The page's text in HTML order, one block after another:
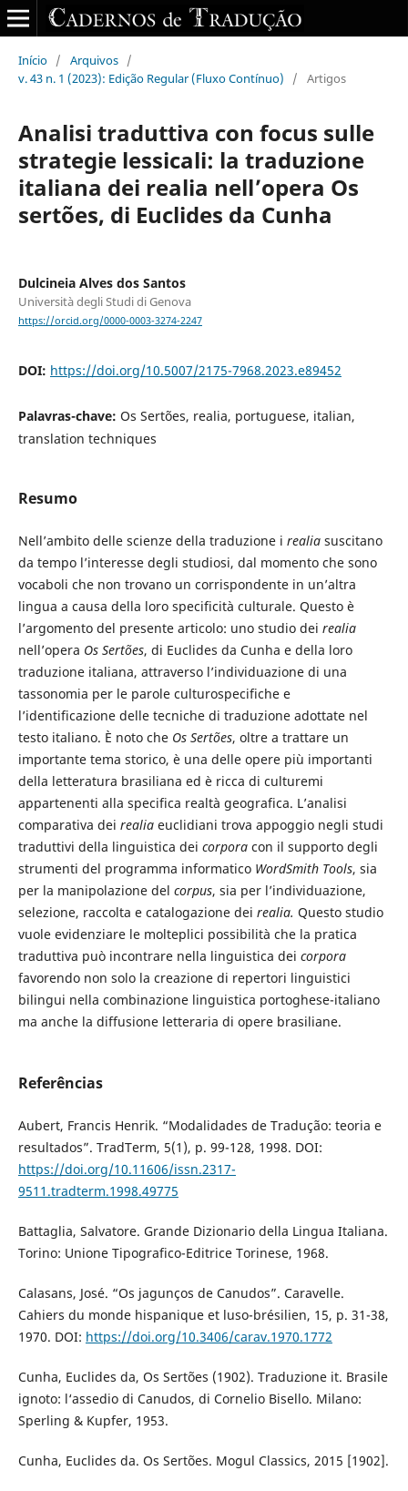
Início / Arquivos /
v. 43 n. 1 (2023): Edição Regular (Fluxo Contínuo)
/ Artigos
Analisi traduttiva con focus sulle
strategie lessicali: la traduzione
italiana dei realia nell’opera Os
sertões, di Euclides da Cunha
Dulcineia Alves dos Santos
Università degli Studi di Genova
https://orcid.org/0000-0003-3274-2247
DOI: https://doi.org/10.5007/2175-7968.2023.e89452
Palavras-chave: Os Sertões, realia, portuguese, italian,
translation techniques
Resumo
Nell’ambito delle scienze della traduzione i realiasuscitano
da tempo l’interesse degli studiosi, dal momento che sono
vocaboli che non trovano un corrispondente in un’altra
lingua a causa della loro specificità culturale. Questo è
l’argomento del presente articolo: uno studio dei realia
nell’opera Os Sertões, di Euclides da Cunha e della loro
traduzione italiana, attraverso l’individuazione di una
tassonomia per le parole culturospecifiche e
l’identificazione delle tecniche di traduzione adottate nel
testo italiano. È noto che Os Sertões, oltre a trattare un
importante tema storico, è una delle opere più importanti
della letteratura brasiliana ed è ricca di culturemi
appartenenti alla specifica realtà geografica. L’analisi
comparativa dei realiaeuclidiani trova appoggio negli studi
traduttivi della linguistica dei corporacon il supporto degli
strumenti del programma informatico WordSmith Tools, sia
per la manipolazione del corpus, sia per l’individuazione,
selezione, raccolta e catalogazione dei realia. Questo studio
vuole evidenziare le molteplici possibilità che la pratica
traduttiva può incontrare nella linguistica dei corpora
favorendo non solo la creazione di repertori linguistici
bilingui nella combinazione linguistica portoghese-italiano
ma anche la diffusione letteraria di opere brasiliane.
Referências
Aubert, Francis Henrik. “Modalidades de Tradução: teoria e
resultados”. TradTerm, 5(1), p. 99-128, 1998. DOI:
https://doi.org/10.11606/issn.2317-
9511.tradterm.1998.49775
Battaglia, Salvatore. Grande Dizionario della Lingua Italiana.
Torino: Unione Tipografico-Editrice Torinese, 1968.
Calasans, José. “Os jagunços de Canudos”. Caravelle.
Cahiers du monde hispanique et luso-brésilien, 15, p. 31-38,
1970. DOI: https://doi.org/10.3406/carav.1970.1772
Cunha, Euclides da, Os Sertões (1902). Traduzione it. Brasile
ignoto: l‘assedio di Canudos, di Cornelio Bisello. Milano:
Sperling & Kupfer, 1953.
Cunha, Euclides da. Os Sertões. Mogul Classics, 2015 [1902].